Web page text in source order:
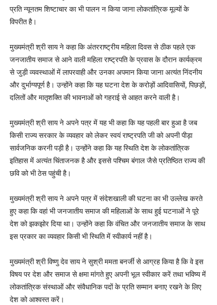
प्रति न्यूनतम शिष्टाचार का भी पालन न किया जाना लोकतांत्रिक मूल्यों के
विपरीत है।
मुख्यमंत्री श्री साय ने कहा कि अंतरराष्ट्रीय महिला दिवस से ठीक पहले एक
जनजातीय समाज से आने वाली महिला राष्ट्रपति के प्रवास के दौरान कार्यक्रम
से जुड़ी व्यवस्थाओं में लापरवाही और उनका अपमान किया जाना अत्यंत निंदनीय
और दुर्भाग्यपूर्ण है। उन्होंने कहा कि यह घटना देश के करोड़ों आदिवासियों, पिछड़ों,
दलितों और मातृशक्ति की भावनाओं को गहराई से आहत करने वाली है।
मुख्यमंत्री श्री साय ने अपने पत्र में यह भी कहा कि यह पहली बार हुआ है जब
किसी राज्य सरकार के व्यवहार को लेकर स्वयं राष्ट्रपति जी को अपनी पीड़ा
सार्वजनिक करनी पड़ी है। उन्होंने कहा कि यह स्थिति देश के लोकतांत्रिक
इतिहास में अत्यंत चिंताजनक है और इससे पश्चिम बंगाल जैसे प्रतिष्ठित राज्य की
छवि को भी ठेस पहुंची है।
मुख्यमंत्री श्री साय ने अपने पत्र में संदेशखाली की घटना का भी उल्लेख करते
हुए कहा कि वहां भी जनजातीय समाज की महिलाओं के साथ हुई घटनाओं ने पूरे
देश को झकझोर दिया था। उन्होंने कहा कि वंचित और जनजातीय समाज के साथ
इस प्रकार का व्यवहार किसी भी स्थिति में स्वीकार्य नहीं है।
मुख्यमंत्री श्री विष्णु देव साय ने सुश्री ममता बनर्जी से आग्रह किया है कि वे इस
विषय पर देश और समाज से क्षमा मांगते हुए अपनी भूल स्वीकार करें तथा भविष्य में
लोकतांत्रिक संस्थाओं और संवैधानिक पदों के प्रति सम्मान बनाए रखने के लिए
देश को आश्वस्त करें।